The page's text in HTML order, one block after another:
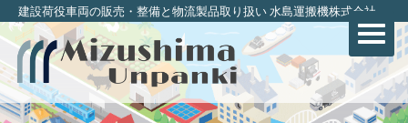
建設荷役車両の販売・整備と物流製品取り扱い 水島運搬機株式会社